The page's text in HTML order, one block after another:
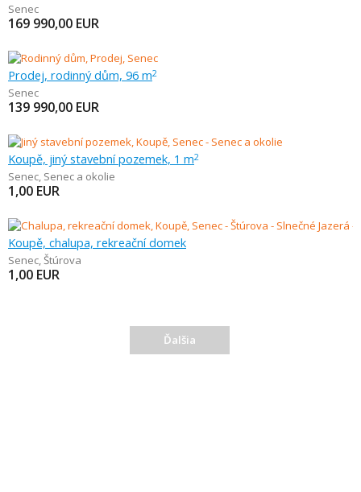
Senec
169 990,00 EUR
Prodej, rodinný dům, 96 m2
Senec
139 990,00 EUR
Koupě, jiný stavební pozemek, 1 m2
Senec, Senec a okolie
1,00 EUR
Koupě, chalupa, rekreační domek
Senec,Štúrova
1,00 EUR
Ďalšia